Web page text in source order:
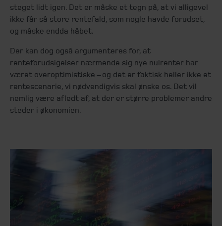
steget lidt igen. Det er måske et tegn på, at vi alligevel
ikke får så store rentefald, som nogle havde forudset,
og måske endda håbet.
Der kan dog også argumenteres for, at
renteforudsigelser nærmende sig nye nulrenter har
været overoptimistiske – og det er faktisk heller ikke et
rentescenarie, vi nødvendigvis skal ønske os. Det vil
nemlig være afledt af, at der er større problemer andre
steder i økonomien.